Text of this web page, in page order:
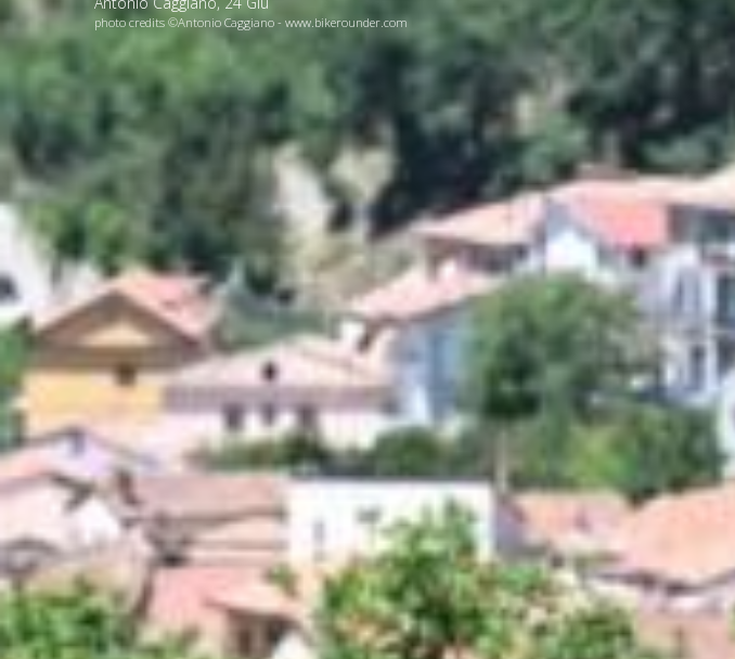
photo credits ©Antonio Caggiano - www.bikerounder.com